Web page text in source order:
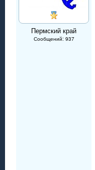
Пермский край
Сообщений: 937